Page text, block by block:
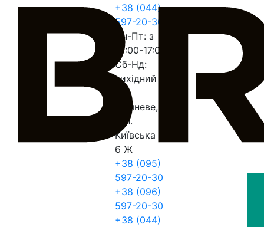
+38 (044)
597-20-30
Пн-Пт: з
10:00-17:00
Сб-Нд:
вихідний
Вишневе,
вул.
Київська
6 Ж
+38 (095)
597-20-30
+38 (096)
597-20-30
+38 (044)